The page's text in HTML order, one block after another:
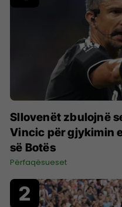
Sllovenët zbulojnë
Vincic për gjykimin
së Botës
Përfaqësueset